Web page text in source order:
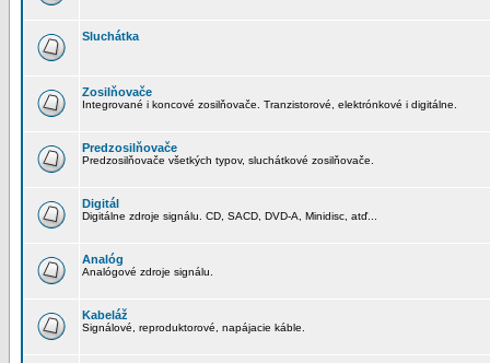
Sluchátka
Zosilňovače
Integrované i koncové zosilňovače. Tranzistorové, elektrónkové i digitálne.
Predzosilňovače
Predzosilňovače všetkých typov, sluchátkové zosilňovače.
Digitál
Digitálne zdroje signálu. CD, SACD, DVD-A, Minidisc, atď...
Analóg
Analógové zdroje signálu.
Kabeláž
Signálové, reproduktorové, napájacie káble.